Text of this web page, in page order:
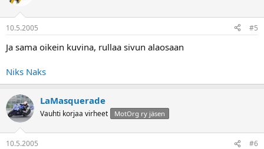
10.5.2005 #5
Ja sama oikein kuvina, rullaa sivun alaosaan
Niks Naks
LaMasquerade
Vauhti korjaa virheet MotOrg ry jäsen
10.5.2005 #6